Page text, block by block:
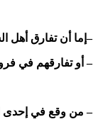
–إما أن تفارق أهل
– أو تفارقهم في
– من وقع في إحدى